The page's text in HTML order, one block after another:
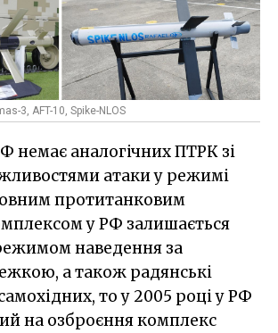
3, AFT-10, Spike-NLOS
немає аналогічних ПТРК зі
атаки у режимі
протитанковим
у РФ залишається
наведення за
а також радянські
то у 2005 році у РФ
на озброєння комплекс